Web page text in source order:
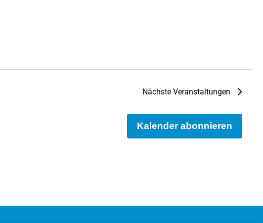
Nächste Veranstaltungen
Kalender abonnieren